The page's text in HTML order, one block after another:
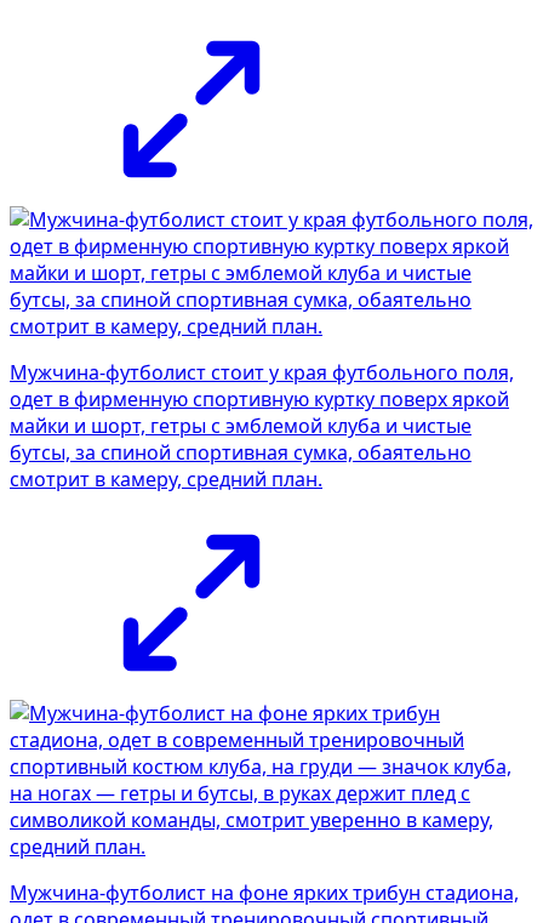
Мужчина-футболист стоит у края футбольного поля,
одет в фирменную спортивную куртку поверх яркой
майки и шорт, гетры с эмблемой клуба и чистые
бутсы, за спиной спортивная сумка, обаятельно
смотрит в камеру, средний план.
Мужчина-футболист на фоне ярких трибун стадиона,